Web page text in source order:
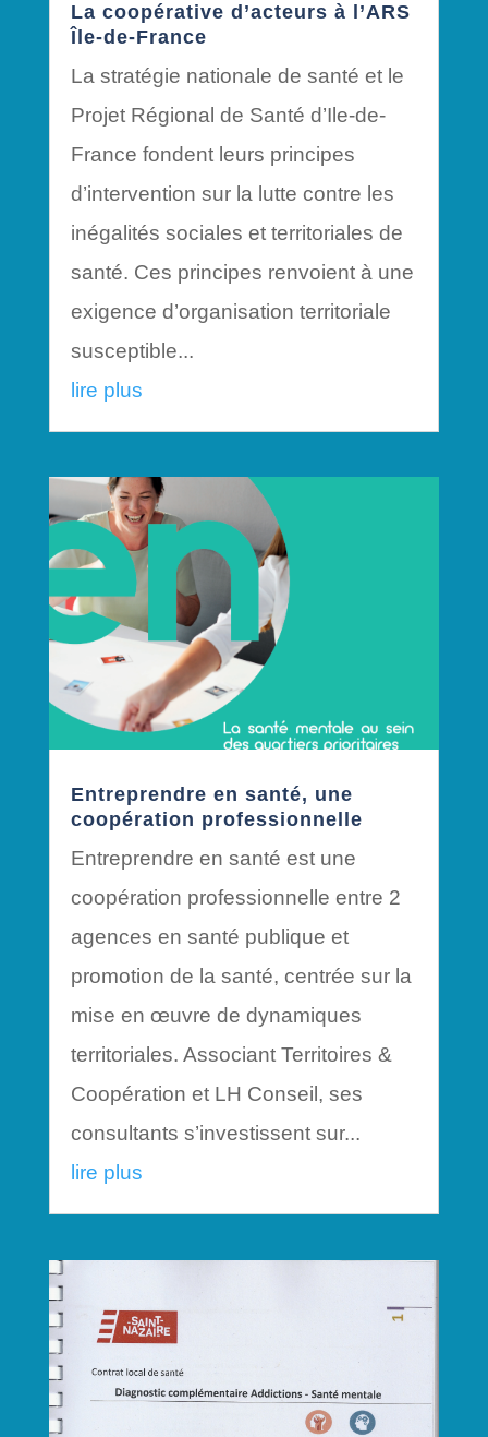
La coopérative d’acteurs à l’ARS
Île-de-France
La stratégie nationale de santé et le
Projet Régional de Santé d’Ile-de-
France fondent leurs principes
d’intervention sur la lutte contre les
inégalités sociales et territoriales de
santé. Ces principes renvoient à une
exigence d’organisation territoriale
susceptible...
lire plus
Entreprendre en santé, une
coopération professionnelle
Entreprendre en santé est une
coopération professionnelle entre 2
agences en santé publique et
promotion de la santé, centrée sur la
mise en œuvre de dynamiques
territoriales. Associant Territoires &
Coopération et LH Conseil, ses
consultants s’investissent sur...
lire plus